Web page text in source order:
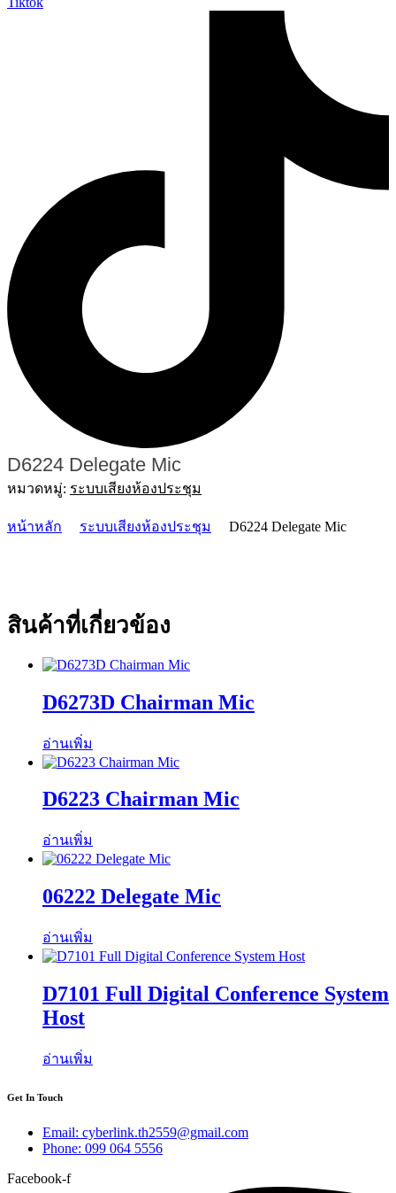
D6224 Delegate Mic
หมวดหมู่: ระบบเสียงห้องประชุม
หน้าหลัก ระบบเสียงห้องประชุม D6224 Delegate Mic
สินค้าที่เกี่ยวข้อง
D6273D Chairman Mic
อ่านเพิ่ม
D6223 Chairman Mic
อ่านเพิ่ม
06222 Delegate Mic
อ่านเพิ่ม
D7101 Full Digital Conference System
Host
อ่านเพิ่ม
Get In Touch
Email: cyberlink.th2559@gmail.com
Phone: 099 064 5556
Facebook-f